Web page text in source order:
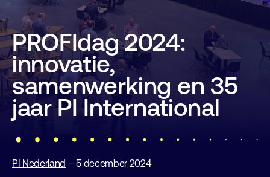
PROFIdag 2024:
innovatie,
samenwerking en 35
jaar PI International
PI Nederland – 5 december 2024